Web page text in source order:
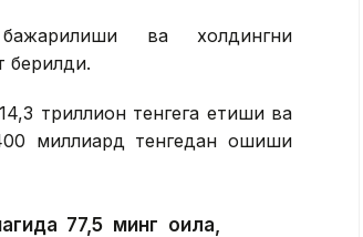
ва холдингни
берилди.
триллион тенгега етиши ва
миллиард тенгедан ошиши
77,5 минг оила,